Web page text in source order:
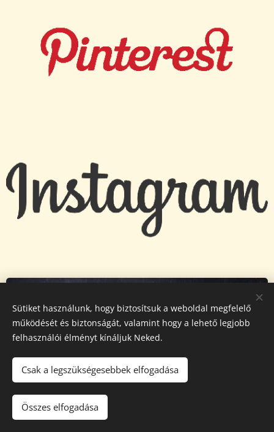
Sütiket használunk, hogy biztosítsuk a weboldal megfelelő
működését és biztonságát, valamint hogy a lehető legjobb
felhasználói élményt kínáljuk Neked.
Csak a legszükségesebbek elfogadása
Összes elfogadása